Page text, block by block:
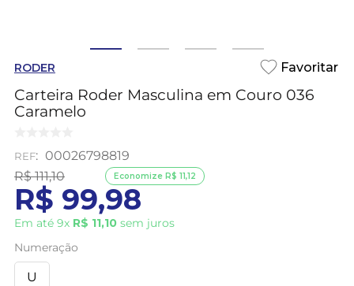
RODER
Carteira Roder Masculina em Couro 036
Caramelo
: 00026798819
R$ 111,10
R$ 99,98
Em até 9x R$ 11,10 sem juros
Economize R$ 11,12
Numeração
U